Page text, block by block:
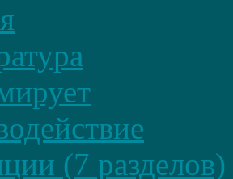
(7 разделов)